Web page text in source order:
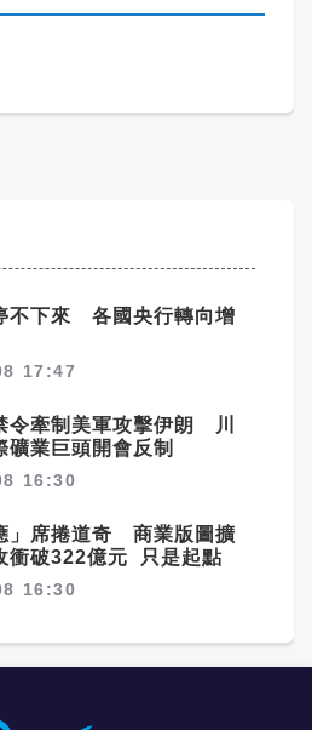
不下來 各國央行轉向增
17:47
令牽制美軍攻擊伊朗 川
礦業巨頭開會反制
16:30
」席捲道奇 商業版圖擴
破322億元 只是起點
16:30